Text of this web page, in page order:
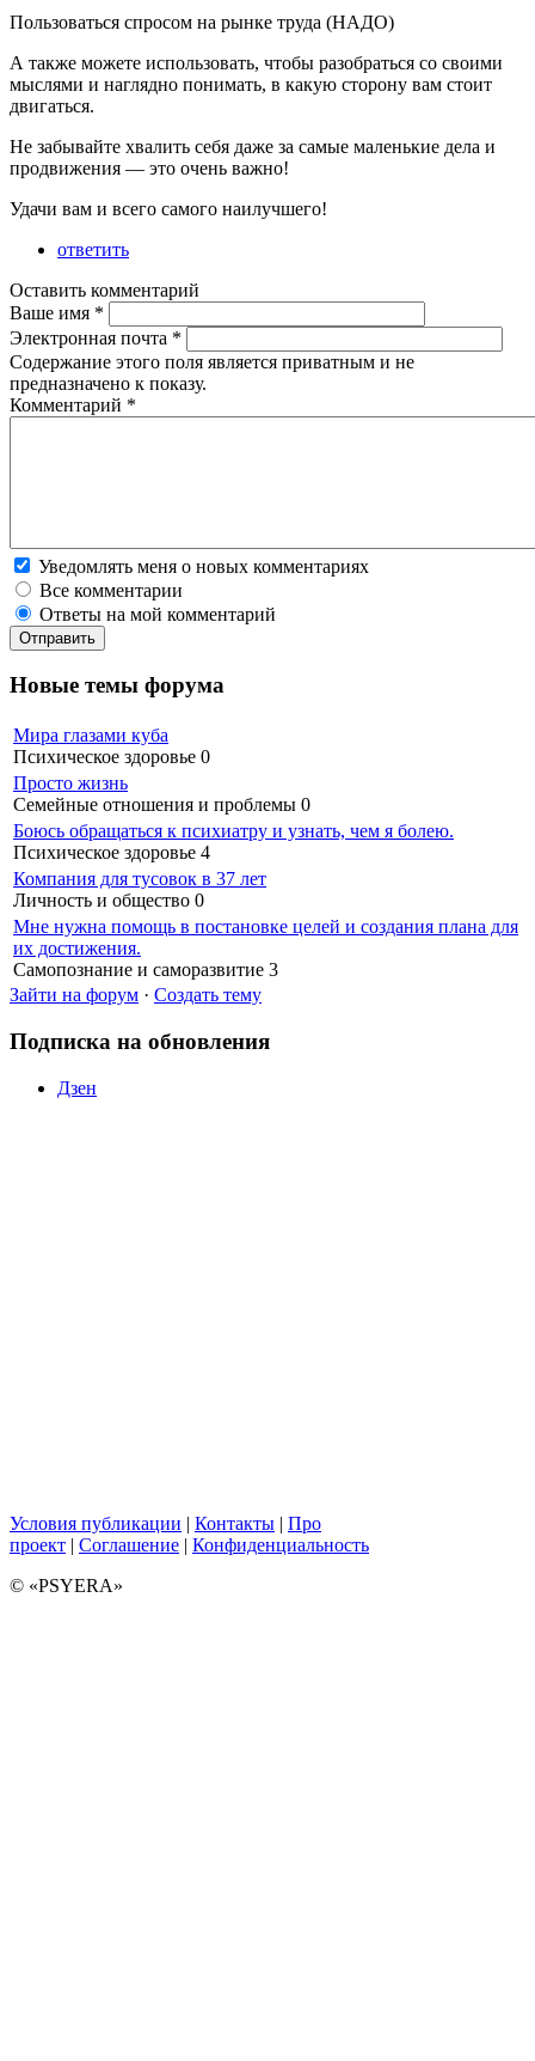
Пользоваться спросом на рынке труда (НАДО)
А также можете использовать, чтобы разобраться со своими
мыслями и наглядно понимать, в какую сторону вам стоит
двигаться.
Не забывайте хвалить себя даже за самые маленькие дела и
продвижения — это очень важно!
Удачи вам и всего самого наилучшего!
ответить
Оставить комментарий
Ваше имя *
Электронная почта *
Содержание этого поля является приватным и не
предназначено к показу.
Комментарий *
Уведомлять меня о новых комментариях
Все комментарии
Ответы на мой комментарий
Новые темы форума
Мира глазами куба
Психическое здоровье 0
Просто жизнь
Семейные отношения и проблемы 0
Боюсь обращаться к психиатру и узнать, чем я болею.
Психическое здоровье 4
Компания для тусовок в 37 лет
Личность и общество 0
Мне нужна помощь в постановке целей и создания плана для
их достижения.
Самопознание и саморазвитие 3
Зайти на форум · Создать тему
Подписка на обновления
Дзен
Условия публикации | Контакты | Про
проект | Соглашение | Конфиденциальность
© «PSYERA»